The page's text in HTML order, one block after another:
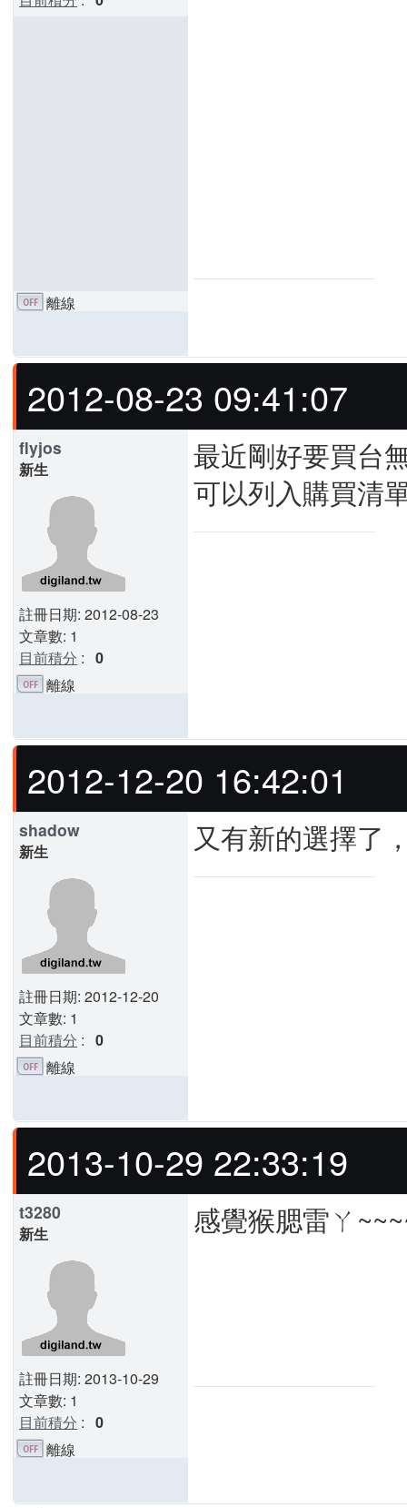
離線
2012-08-23 09:41:07
flyjos
新生
註冊日期: 2012-08-23
文章數: 1
目前積分 : 0
最近剛好要買台
可以列入購買清
離線
2012-12-20 16:42:01
shadow
新生
註冊日期: 2012-12-20
文章數: 1
目前積分 : 0
又有新的選擇了
離線
2013-10-29 22:33:19
t3280
新生
註冊日期: 2013-10-29
文章數: 1
目前積分 : 0
感覺猴腮雷ㄚ
離線